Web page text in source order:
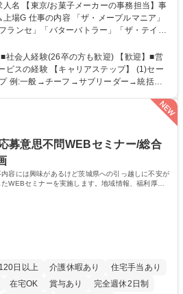
ルマニア」
ランセ」「バターバトラー」「ザ・テイラ
を多数展開する当社にて、オリジナル菓子
【具体的な業務内容】 ■店
■受電対応(社内/社外) ■商品のマスター登
企業への書類送付業務 ■契約書管理業務
社会人経験(26卒の方も歓迎) 【歓迎】■営
ステップ】 (1)セー
例:一般→チーフ→サブリーダー→統括リ
した方もいらっしゃいます。年3回の面談
ャリアと向き合っていただき、会社として
募意思不問WEBセミナー/総合
容には興味があるけど茨城県への引っ越しに不安が
WEBセミナーを実施します。地域情報、福利厚生
日以上 介護休暇あり
住宅手当あり
在宅OK 賞与あり
完全週休2日制